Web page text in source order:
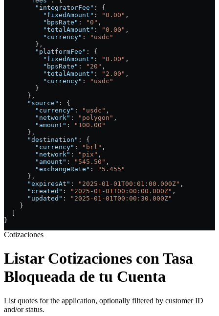
        "integratorFee"
: {
          "fixedAmount"
: "0.00" ,
          "bpsRate"
: "0" ,
          "totalAmount"
: "0.00" ,
          "currency"
:
"usdc"
        },
        "platformFee"
: {
          "fixedAmount"
: "0.00" ,
          "bpsRate"
: "20" ,
          "totalAmount"
: "2.00" ,
          "currency"
:
"usdc"
        }
      },
      "source"
: {
        "currency"
: "usdc" ,
        "network"
: "polygon" ,
        "amount"
:
"100.00"
      },
      "destination"
: {
        "currency"
: "brl" ,
        "network"
: "pix" ,
        "amount"
: "545.50" ,
        "exchangeRate"
:
"5.455"
      },
      "expiresAt"
: "2025-01-01T00:01:00.000Z" ,
      "created"
: "2025-01-01T00:00:00.000Z" ,
      "updated"
:
"2025-01-01T00:00:30.000Z"
    }
}
Cotizaciones
Listar Cotizaciones con Tasa
Bloqueada de tu Cuenta
List quotes for the application, optionally filtered by customer ID
and/or status.